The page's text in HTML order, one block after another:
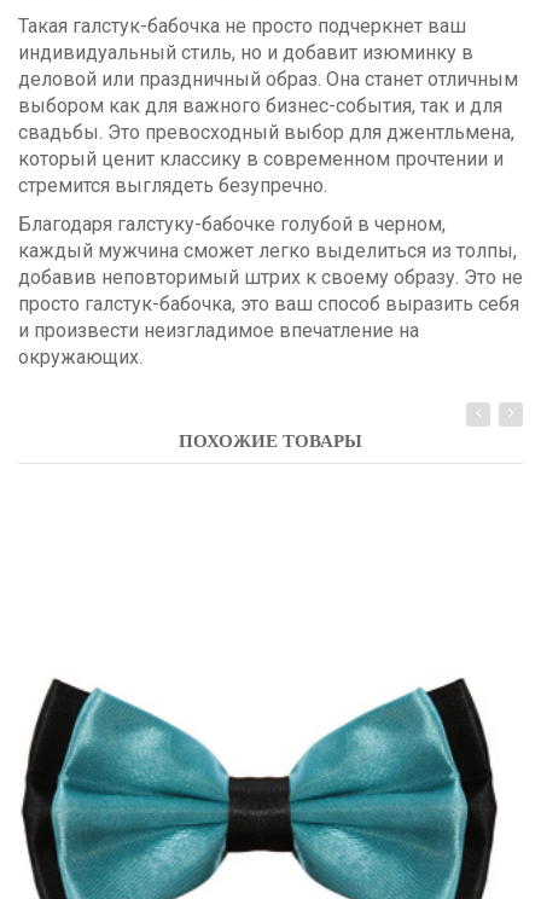
Такая галстук-бабочка не просто подчеркнет ваш
индивидуальный стиль, но и добавит изюминку в
деловой или праздничный образ. Она станет отличным
выбором как для важного бизнес-события, так и для
свадьбы. Это превосходный выбор для джентльмена,
который ценит классику в современном прочтении и
стремится выглядеть безупречно.
Благодаря галстуку-бабочке голубой в черном,
каждый мужчина сможет легко выделиться из толпы,
добавив неповторимый штрих к своему образу. Это не
просто галстук-бабочка, это ваш способ выразить себя
и произвести неизгладимое впечатление на
окружающих.
ПОХОЖИЕ ТОВАРЫ